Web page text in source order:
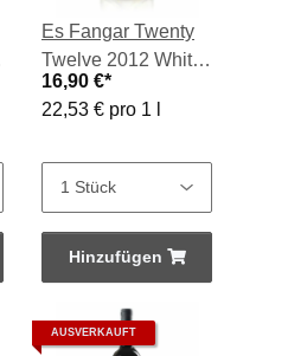
Es Fangar Twenty
Twelve 2012 White,
Vino Blanco 2025,
0,75-l-Flasche
16,90 €*
22,53 € pro 1 l
Hinzufügen
AUSVERKAUFT